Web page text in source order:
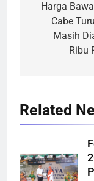
pos
Harga
Cabe
Masih
Ribu
Related